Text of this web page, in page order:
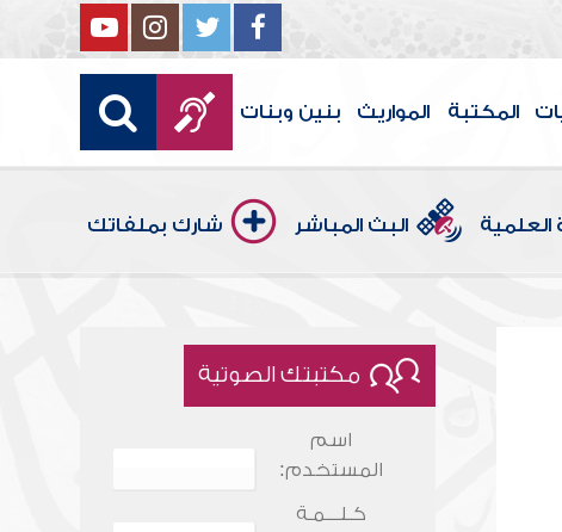
المكتبة المواريث بنين وبنات
العلمية البث المباشر شارك بملفاتك
مكتبتك الصوتية
اسم
المستخدم:
كـلـــمـة